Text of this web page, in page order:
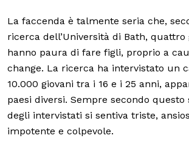
La faccenda è talmente seria che,
ricerca dell’Università di Bath, quattro
hanno paura di fare figli, proprio a
change. La ricerca ha intervistato un
10.000 giovani tra i 16 e i 25 anni,
paesi diversi. Sempre secondo questo
degli intervistati si sentiva triste,
impotente e colpevole.